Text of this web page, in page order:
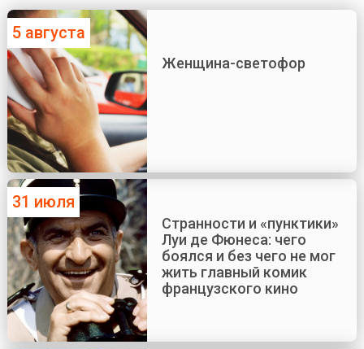
5 августа
Женщина-светофор
31 июля
Странности и «пунктики»
Луи де Фюнеса: чего
боялся и без чего не мог
жить главный комик
французского кино